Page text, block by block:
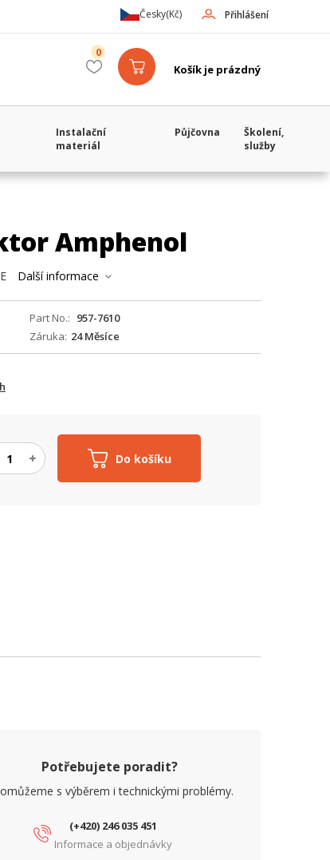
Přihlášení
Česky(Kč)
Košík je prázdný
0
Instalační
materiál
Půjčovna
Školení,
služby
Amphenol
Další informace
Part No.
957-7610
Záruka 24 Měsíce
Do košíku
Potřebujete poradit?
s výběrem i technickými problémy.
(+420) 246 035 451
Informace a objednávky